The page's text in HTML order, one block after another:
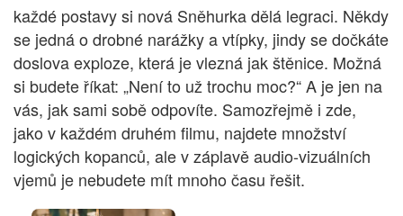
každé postavy si nová Sněhurka dělá legraci. Někdy
se jedná o drobné narážky a vtípky, jindy se dočkáte
doslova exploze, která je vlezná jak štěnice. Možná
si budete říkat: „Není to už trochu moc?“ A je jen na
vás, jak sami sobě odpovíte. Samozřejmě i zde,
jako v každém druhém filmu, najdete množství
logických kopanců, ale v záplavě audio-vizuálních
vjemů je nebudete mít mnoho času řešit.